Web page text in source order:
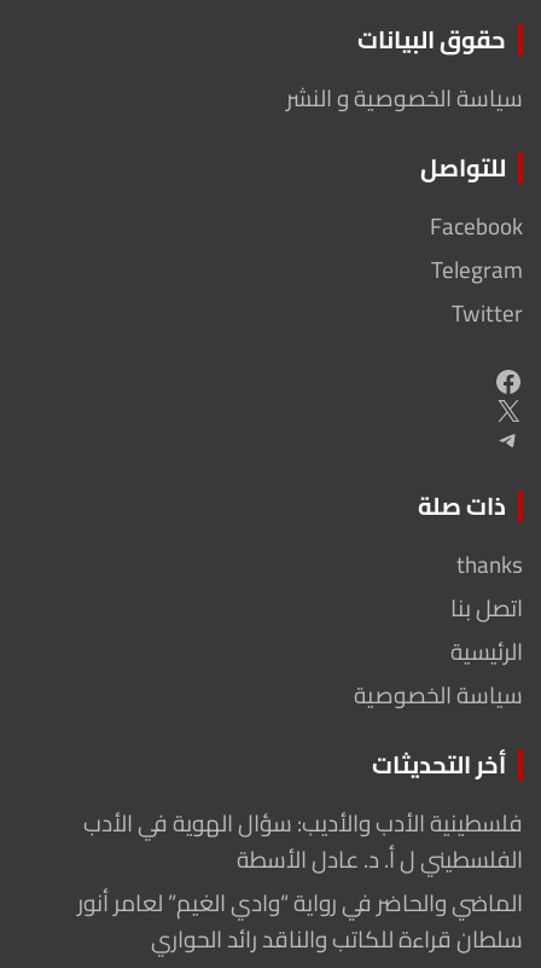
حقوق البيانات
سياسة الخصوصية و النشر
للتواصل
Facebook
Telegram
Twitter
Facebook
X
Telegram
ذات صلة
thanks
اتصل بنا
الرئيسية
سياسة الخصوصية
أخر التحديثات
فلسطينية الأدب والأديب: سؤال الهوية في الأدب
الفلسطيني ل أ. د. عادل الأسطة
الماضي والحاضر في رواية “وادي الغيم” لعامر أنور
سلطان قراءة للكاتب والناقد رائد الحواري